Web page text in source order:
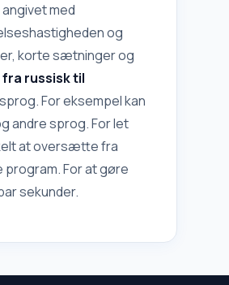
med
og
korte sætninger og
russisk til
For eksempel kan
andre sprog. For let
at oversætte fra
For at gøre
sekunder.